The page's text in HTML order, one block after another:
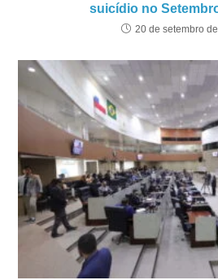
suicídio no
20 de setembro